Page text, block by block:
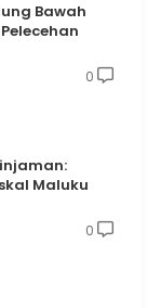
Bawah
0
Maluku
0